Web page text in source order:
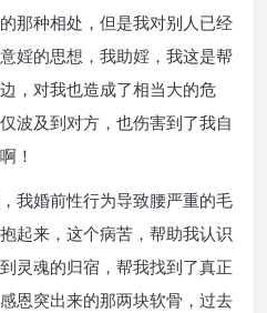
那种相处，但是我对别人已经
婬的思想，我助婬，我这是帮
，对我也造成了相当大的危
波及到对方，也伤害到了我自
！
我婚前性行为导致腰严重的毛
起来，这个病苦，帮助我认识
灵魂的归宿，帮我找到了真正
恩突出来的那两块软骨，过去